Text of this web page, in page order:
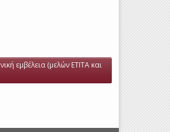
εμβέλεια (μελών ΕΤΙΤΑ και